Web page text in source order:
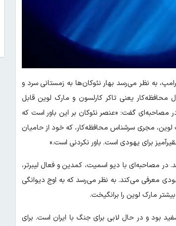
به نظر می‌رسد بهار نئوکان‌ها به زمستانی سرد و
یعنی تاکر کارلسون و مارک لوین قابل
مصاحبه‌ای گفت: «عنصر نئوکان بر این باور است که
لوین، مجری سرشناس محافظه‌کار، که خود از حامیان
برای یهودی است. باور نکردنی است.»
در مصاحبه‌ای با دیو اسمیت، کمدین و فعال لیبرتر،
معرفی می‌کند. به نظر می‌رسد که به اوج دیوانگی
مارک لوین را برانگیخت.
بود و در حال لابی برای جنگ با ایران است. برای